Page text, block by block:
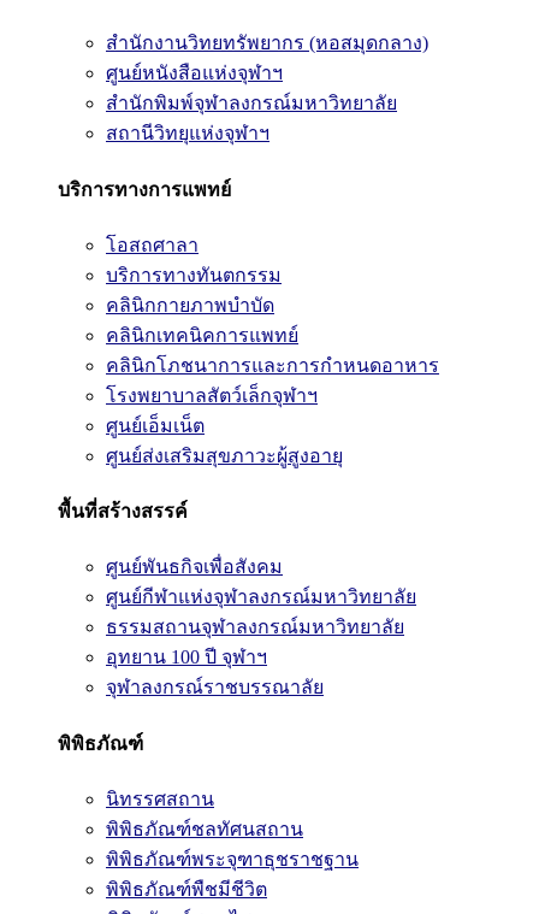
สำนักงานวิทยทรัพยากร (หอสมุดกลาง)
ศูนย์หนังสือแห่งจุฬาฯ
สำนักพิมพ์จุฬาลงกรณ์มหาวิทยาลัย
สถานีวิทยุแห่งจุฬาฯ
บริการทางการแพทย์
โอสถศาลา
บริการทางทันตกรรม
คลินิกกายภาพบำบัด
คลินิกเทคนิคการแพทย์
คลินิกโภชนาการและการกำหนดอาหาร
โรงพยาบาลสัตว์เล็กจุฬาฯ
ศูนย์เอ็มเน็ต
ศูนย์ส่งเสริมสุขภาวะผู้สูงอายุ
พื้นที่สร้างสรรค์
ศูนย์พันธกิจเพื่อสังคม
ศูนย์กีฬาแห่งจุฬาลงกรณ์มหาวิทยาลัย
ธรรมสถานจุฬาลงกรณ์มหาวิทยาลัย
อุทยาน 100 ปี จุฬาฯ
จุฬาลงกรณ์ราชบรรณาลัย
พิพิธภัณฑ์
นิทรรศสถาน
พิพิธภัณฑ์ชลทัศนสถาน
พิพิธภัณฑ์พระจุฑาธุชราชฐาน
พิพิธภัณฑ์พืชมีชีวิต